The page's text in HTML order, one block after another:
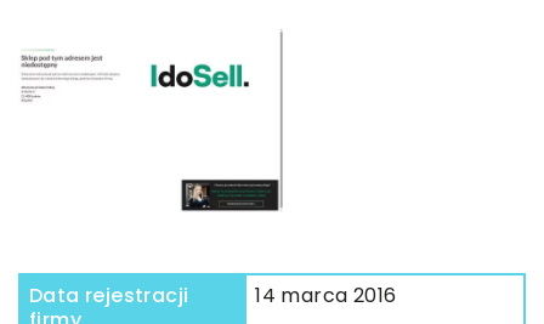
Data rejestracji
14 marca 2016